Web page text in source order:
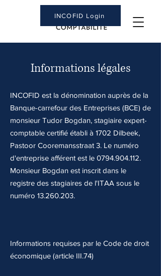
INCOFID Login
Informations légales
INCOFID est la dénomination auprès de la
Banque-carrefour des Entreprises (BCE) de
monsieur Tudor Bogdan, stagiaire expert-
comptable certifié établi à 1702 Dilbeek,
Pastoor Cooremansstraat 3. Le numéro
d'entreprise afférent est le 0794.904.112.
Monsieur Bogdan est inscrit dans le
registre des stagiaires de l'ITAA sous le
numéro 13.260.203.
Informations requises par le Code de droit
économique (article III.74)